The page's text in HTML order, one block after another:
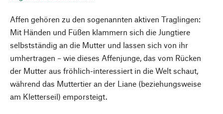
Affen gehören zu den sogenannten aktiven Traglingen:
Mit Händen und Füßen klammern sich die Jungtiere
selbstständig an die Mutter und lassen sich von ihr
umhertragen – wie dieses Affenjunge, das vom Rücken
der Mutter aus fröhlich-interessiert in die Welt schaut,
während das Muttertier an der Liane (beziehungsweise
am Kletterseil) emporsteigt.